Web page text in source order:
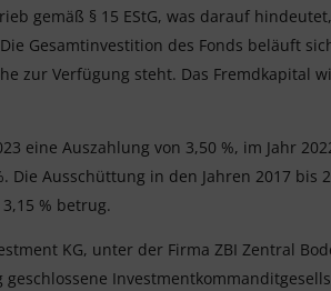
gemäß § 15 EStG, was darauf
Gesamtinvestition des Fonds beläuft
zur Verfügung steht. Das Fremdkapital
eine Auszahlung von 3,50 %, im Jahr
Die Ausschüttung in den Jahren 2017 bis
% betrug.
KG, unter der Firma ZBI Zentral